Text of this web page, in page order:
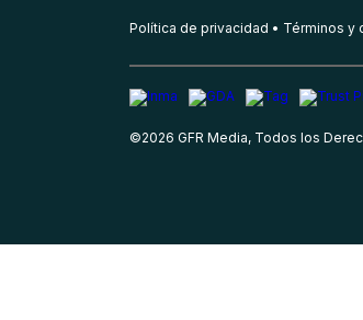
Política de privacidad Términos y
©2026 GFR Media, Todos los